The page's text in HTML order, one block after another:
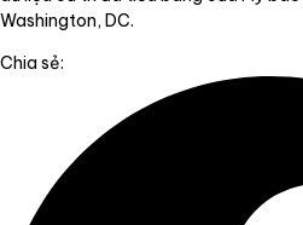
Washington, DC.
Chia sẻ: